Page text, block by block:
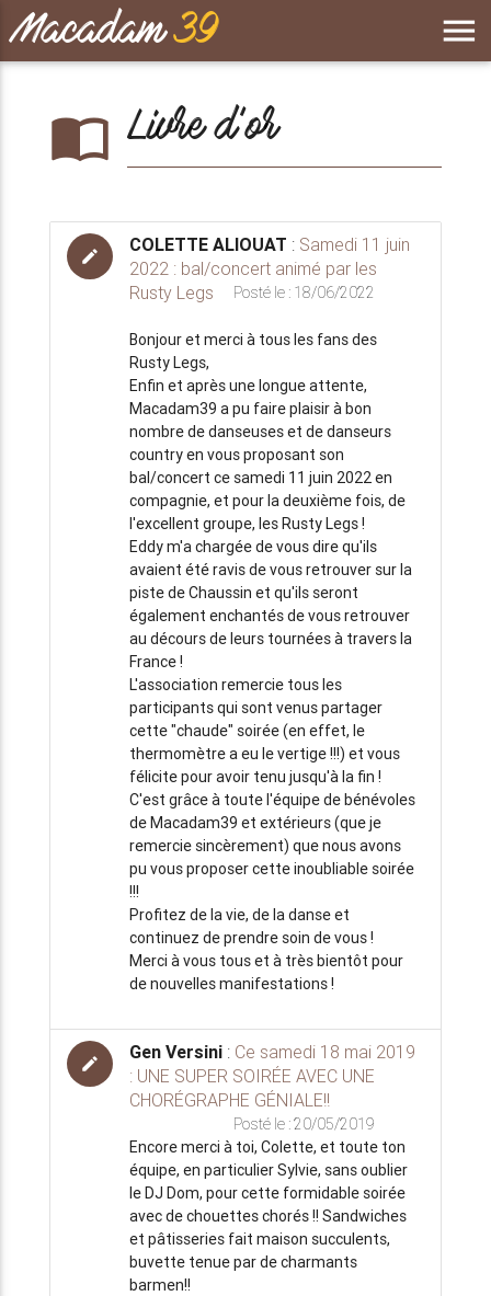
Macadam39 menu
import_contacts Livre d'or
edit
COLETTE ALIOUAT : Samedi 11 juin
2022 : bal/concert animé par les
Rusty Legs
Posté le : 18/06/2022
Bonjour et merci à tous les fans des
Rusty Legs,
Enfin et après une longue attente,
Macadam39 a pu faire plaisir à bon
nombre de danseuses et de danseurs
country en vous proposant son
bal/concert ce samedi 11 juin 2022 en
compagnie, et pour la deuxième fois, de
l'excellent groupe, les Rusty Legs !
Eddy m'a chargée de vous dire qu'ils
avaient été ravis de vous retrouver sur la
piste de Chaussin et qu'ils seront
également enchantés de vous retrouver
au décours de leurs tournées à travers la
France !
L'association remercie tous les
participants qui sont venus partager
cette "chaude" soirée (en effet, le
thermomètre a eu le vertige !!!) et vous
félicite pour avoir tenu jusqu'à la fin !
C'est grâce à toute l'équipe de bénévoles
de Macadam39 et extérieurs (que je
remercie sincèrement) que nous avons
pu vous proposer cette inoubliable soirée
!!!
Profitez de la vie, de la danse et
continuez de prendre soin de vous !
Merci à vous tous et à très bientôt pour
de nouvelles manifestations !
edit
Gen Versini : Ce samedi 18 mai 2019
: UNE SUPER SOIRÉE AVEC UNE
CHORÉGRAPHE GÉNIALE!!
Posté le : 20/05/2019
Encore merci à toi, Colette, et toute ton
équipe, en particulier Sylvie, sans oublier
le DJ Dom, pour cette formidable soirée
avec de chouettes chorés !! Sandwiches
et pâtisseries fait maison succulents,
buvette tenue par de charmants
barmen!!